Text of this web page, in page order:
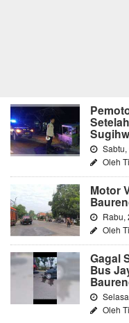
Oleh
Motor
Rabu,
Oleh
Gagal
Bus
Oleh